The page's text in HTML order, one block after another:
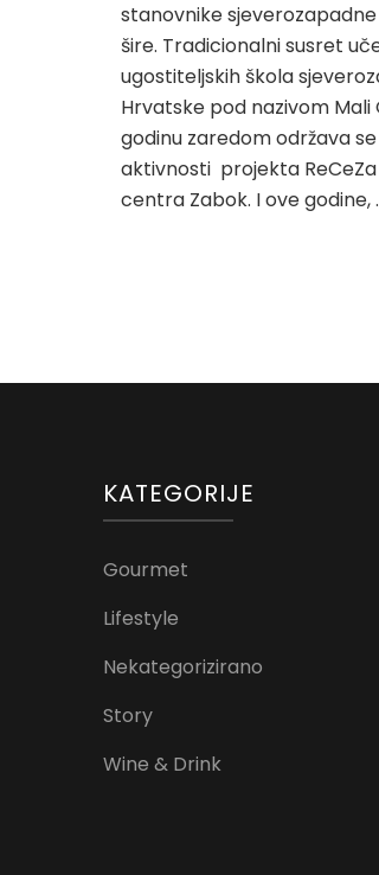
stanovnike
šire. Tradicionalni susret
ugostiteljskih škola
Hrvatske pod nazivom Mali
godinu zaredom održava
aktivnosti projekta
centra Zabok. I ove godine,
KATEGORIJE
Gourmet
Lifestyle
Nekategorizirano
Story
Wine & Drink